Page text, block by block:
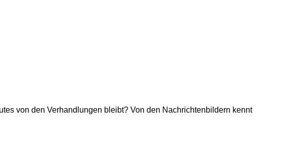
von den Verhandlungen bleibt? Von den Nachrichtenbildern kennt